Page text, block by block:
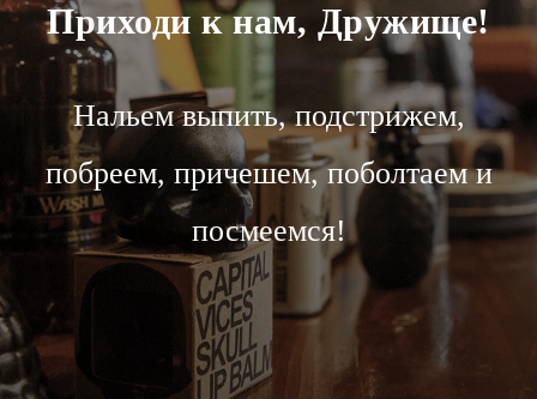
Приходи к нам, Дружище!
Нальем выпить, подстрижем,
побреем, причешем, поболтаем и
посмеемся!